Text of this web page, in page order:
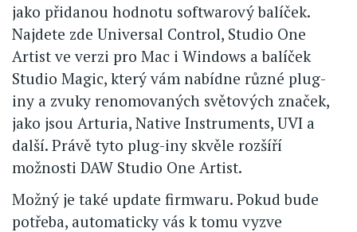
jako přidanou hodnotu softwarový balíček.
Najdete zde Universal Control, Studio One
Artist ve verzi pro Mac i Windows a balíček
Studio Magic, který vám nabídne různé plug-
iny a zvuky renomovaných světových značek,
jako jsou Arturia, Native Instruments, UVI a
další. Právě tyto plug-iny skvěle rozšíří
možnosti DAW Studio One Artist.
Možný je také update firmwaru. Pokud bude
potřeba, automaticky vás k tomu vyzve